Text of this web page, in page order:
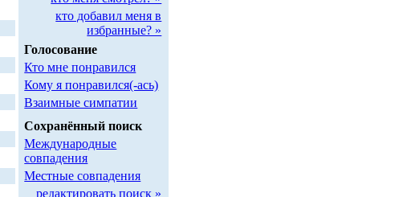
кто добавил меня в
избранные? »
Голосование
Кто мне понравился
Кому я понравился(-ась)
Взаимные симпатии
Сохранённый поиск
Международные
совпадения
Местные совпадения
редактировать поиск »